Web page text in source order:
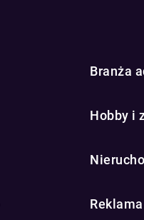
Branża
Hobby i